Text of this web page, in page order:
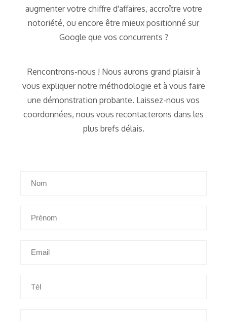
augmenter votre chiffre d'affaires, accroître votre
notoriété, ou encore être mieux positionné sur
Google que vos concurrents ?
Rencontrons-nous ! Nous aurons grand plaisir à
vous expliquer notre méthodologie et à vous faire
une démonstration probante. Laissez-nous vos
coordonnées, nous vous recontacterons dans les
plus brefs délais.